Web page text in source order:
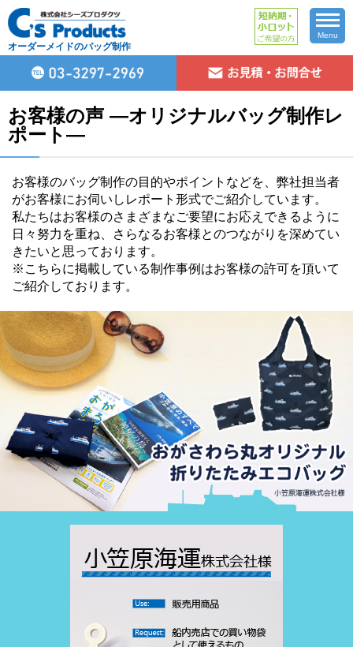
オーダーメイドのバッグ制作
Menu
お客様の声 ―オリジナルバッグ制作レ
ポート―
お客様のバッグ制作の目的やポイントなどを、弊社担当者
がお客様にお伺いしレポート形式でご紹介しています。
私たちはお客様のさまざまなご要望にお応えできるように
日々努力を重ね、さらなるお客様とのつながりを深めてい
きたいと思っております。
※こちらに掲載している制作事例はお客様の許可を頂いて
ご紹介しております。